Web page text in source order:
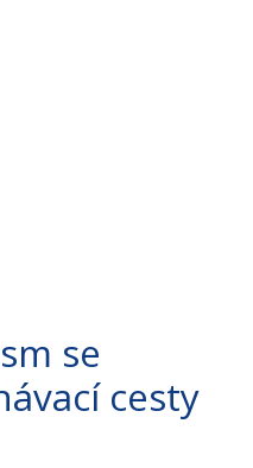
se
cesty